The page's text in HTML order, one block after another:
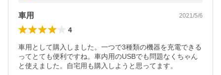
車用 2021/5/6
4
車用として購入しました。一つで3種類の機器を充電できる
ってとても便利ですね。車内用のUSBでも問題なくちゃん
と使えました。自宅用も購入しようと思ってます。